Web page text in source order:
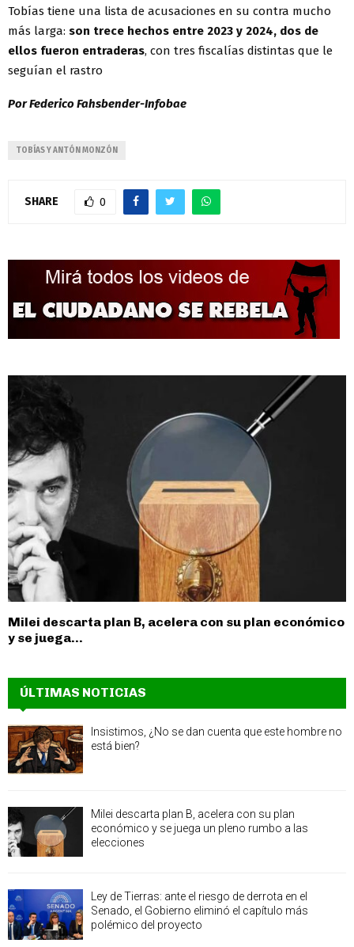
Tobías tiene una lista de acusaciones en su contra mucho
más larga: son trece hechos entre 2023 y 2024, dos de
ellos fueron entraderas, con tres fiscalías distintas que le
seguían el rastro
Por Federico Fahsbender-Infobae
TOBÍAS Y ANTÓN MONZÓN
SHARE 0
Milei descarta plan B, acelera con su plan económico
y se juega...
ÚLTIMAS NOTICIAS
Insistimos, ¿No se dan cuenta que este hombre no
está bien?
Milei descarta plan B, acelera con su plan
económico y se juega un pleno rumbo a las
elecciones
Ley de Tierras: ante el riesgo de derrota en el
Senado, el Gobierno eliminó el capítulo más
polémico del proyecto